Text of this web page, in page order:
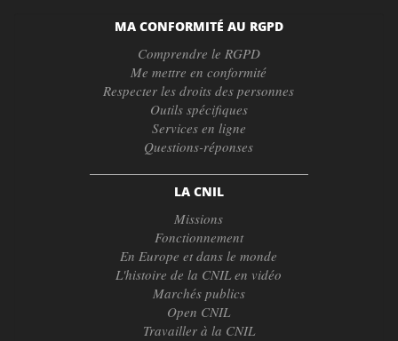
MA CONFORMITÉ AU RGPD
Comprendre le RGPD
Me mettre en conformité
Respecter les droits des personnes
Outils spécifiques
Services en ligne
Questions-réponses
LA CNIL
Missions
Fonctionnement
En Europe et dans le monde
L'histoire de la CNIL en vidéo
Marchés publics
Open CNIL
Travailler à la CNIL